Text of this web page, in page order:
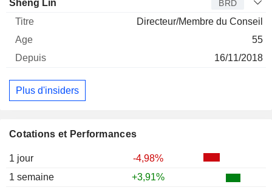
Cotations et Performances
1 jour
-4,98%
1 semaine
+3,91%
Sheng Lin BRD
Directeur/Membre du Conseil
55
16/11/2018
Plus d'insiders